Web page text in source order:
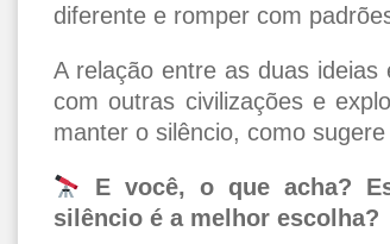
diferente e romper com
A relação entre as duas
com outras civilizações e
manter o silêncio, como
E você, o que acha?
silêncio é a melhor escolha?